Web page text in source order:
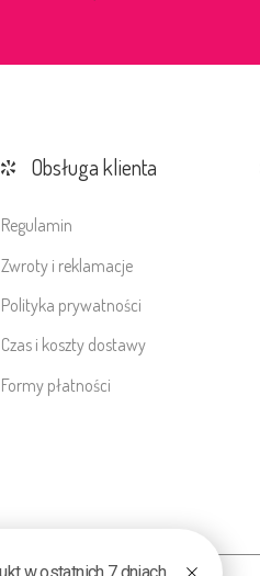
Obsługa klienta
Regulamin
Zwroty i reklamacje
Polityka prywatności
Czas i koszty dostawy
Formy płatności